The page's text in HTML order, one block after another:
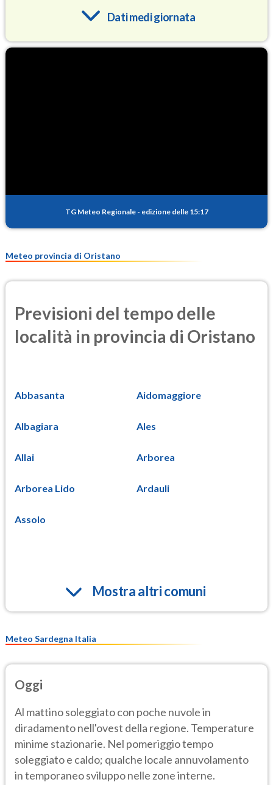
Dati medi giornata
PM25
TG Meteo Regionale - edizione delle 15:17
Meteo provincia di Oristano
Previsioni del tempo delle
località in provincia di Oristano
Abbasanta Aidomaggiore
Albagiara Ales
Allai Arborea
Arborea Lido Ardauli
Assolo
Mostra altri comuni
Meteo Sardegna Italia
Oggi
Al mattino soleggiato con poche nuvole in
diradamento nell'ovest della regione. Temperature
minime stazionarie. Nel pomeriggio tempo
soleggiato e caldo; qualche locale annuvolamento
in temporaneo sviluppo nelle zone interne.